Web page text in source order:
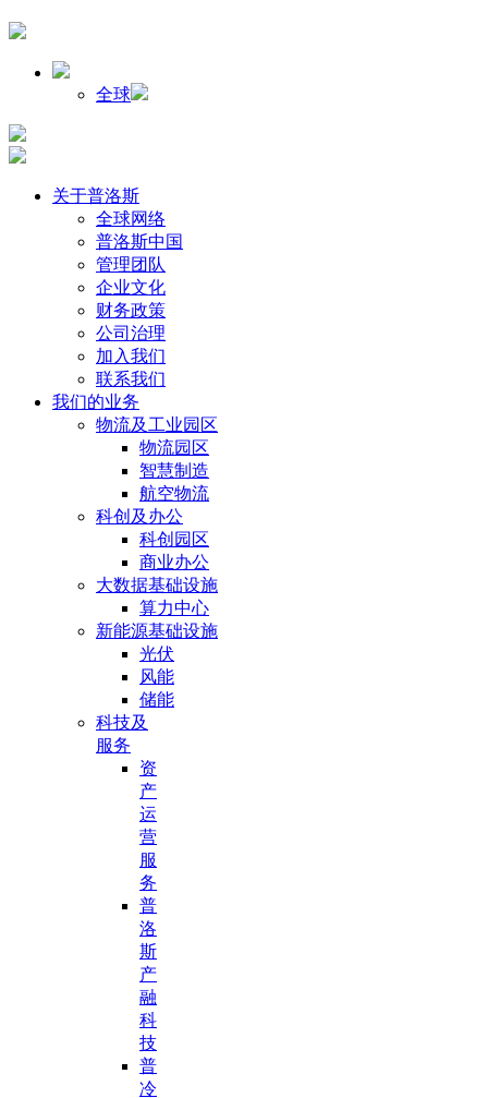
全球
关于普洛斯
全球网络
普洛斯中国
管理团队
企业文化
财务政策
公司治理
加入我们
联系我们
我们的业务
物流及工业园区
物流园区
智慧制造
航空物流
科创及办公
科创园区
商业办公
大数据基础设施
算力中心
新能源基础设施
光伏
风能
储能
科技及
服务
资
产
运
营
服
务
普
洛
斯
产
融
科
技
普
冷